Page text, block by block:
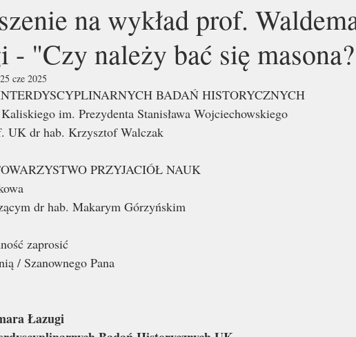
na wykład prof.
- "Czy należy bać się
25 cze 2025
BADAŃ HISTORYCZNYCH
im. Prezydenta Stanisława Wojciechowskiego
UK dr hab. Krzysztof Walczak
PRZYJACIÓŁ NAUK
dr hab. Makarym Górzyńskim
zaprosić
/ Szanownego Pana
Łazugi